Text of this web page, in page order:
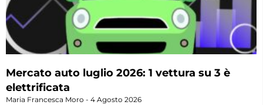
Mercato auto luglio 2026: 1 vettura su 3 è
elettrificata
Maria Francesca Moro 4 Agosto 2026